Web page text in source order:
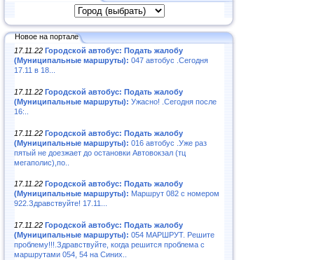
Новое на портале
17.11.22 Городской автобус: Подать жалобу
(Муниципальные маршруты): 047 автобус .Сегодня
17.11 в 18...
17.11.22 Городской автобус: Подать жалобу
(Муниципальные маршруты): Ужасно! .Сегодня после
16:..
17.11.22 Городской автобус: Подать жалобу
(Муниципальные маршруты): 016 автобус .Уже раз
пятый не доезжает до остановки Автовокзал (тц
мегаполис),по..
17.11.22 Городской автобус: Подать жалобу
(Муниципальные маршруты): Маршрут 082 с номером
922.Здравствуйте! 17.11...
17.11.22 Городской автобус: Подать жалобу
(Муниципальные маршруты): 054 МАРШРУТ. Решите
проблему!!!.Здравствуйте, когда решится проблема с
маршрутами 054, 54 на Синих..